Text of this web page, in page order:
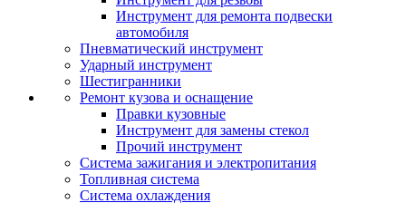
Инструмент для ремонта подвески
автомобиля
Пневматический инструмент
Ударный инструмент
Шестигранники
Ремонт кузова и оснащение
Правки кузовные
Инструмент для замены стекол
Прочий инструмент
Система зажигания и электропитания
Топливная система
Система охлаждения